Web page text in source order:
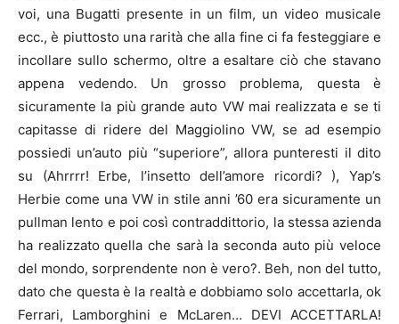
voi, una Bugatti presente in un film, un video musicale
ecc., è piuttosto una rarità che alla fine ci fa festeggiare e
incollare sullo schermo, oltre a esaltare ciò che stavano
appena vedendo. Un grosso problema, questa è
sicuramente la più grande auto VW mai realizzata e se ti
capitasse di ridere del Maggiolino VW, se ad esempio
possiedi un’auto più “superiore”, allora punteresti il ​​dito
su (Ahrrrr! Erbe, l’insetto dell’amore ricordi? ), Yap’s
Herbie come una VW in stile anni ’60 era sicuramente un
pullman lento e poi così contraddittorio, la stessa azienda
ha realizzato quella che sarà la seconda auto più veloce
del mondo, sorprendente non è vero?. Beh, non del tutto,
dato che questa è la realtà e dobbiamo solo accettarla, ok
Ferrari, Lamborghini e McLaren… DEVI ACCETTARLA!